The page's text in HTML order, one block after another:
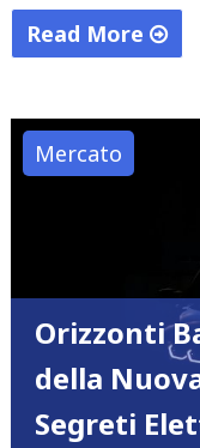
Read More
del
Double
della
nuova
Mercato
Orizzonti
della
Segreti